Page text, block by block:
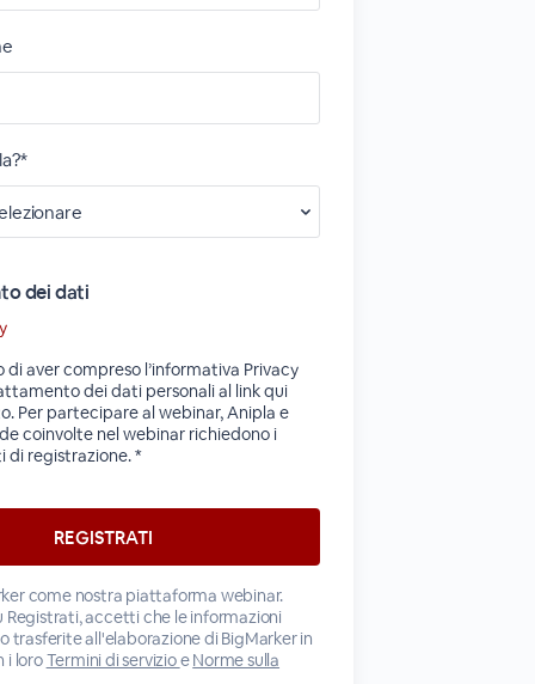
dei dati
di aver compreso l’informativa Privacy
dei dati personali al link qui
Per partecipare al webinar, Anipla e
coinvolte nel webinar richiedono i
di registrazione. *
come nostra piattaforma webinar.
Registrati, accetti che le informazioni
trasferite all'elaborazione di BigMarker in
i loroTermini di servizioeNorme sulla